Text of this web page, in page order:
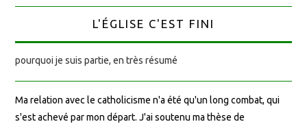
L'ÉGLISE C'EST FINI
pourquoi je suis partie, en très résumé
Ma relation avec le catholicisme n'a été qu'un long combat, qui
s'est achevé par mon départ. J'ai soutenu ma thèse de